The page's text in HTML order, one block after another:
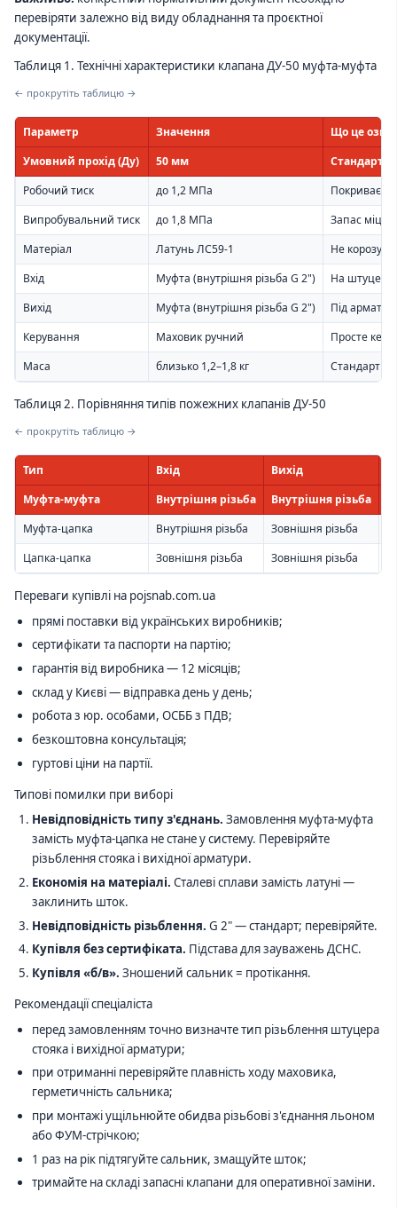
перевіряти залежно від виду обладнання та проєктної
документації.
Таблиця 1. Технічні характеристики клапана ДУ-50 муфта-муфта
← прокрутіть таблицю →
Параметр Значення
Що це
Умовний прохід (Ду)
50 мм
Стандарт
Робочий тиск
до 1,2 МПа
Покриває
Випробувальний тиск
до 1,8 МПа
Запас
Матеріал
Латунь ЛС59-1
Не корозує,
Вхід
Муфта (внутрішня різьба G 2")
На штуцер
Вихід
Муфта (внутрішня різьба G 2")
Під
Керування
Маховик ручний
Просте
Маса
близько 1,2–1,8 кг Стандартна
Таблиця 2. Порівняння типів пожежних клапанів ДУ-50
← прокрутіть таблицю →
Тип Вхід Вихід
Муфта-муфта
Внутрішня різьба Внутрішня різьба
Муфта-цапка
Внутрішня різьба Зовнішня різьба
Цапка-цапка
Зовнішня різьба Зовнішня різьба
Переваги купівлі на pojsnab.com.ua
прямі поставки від українських виробників;
сертифікати та паспорти на партію;
гарантія від виробника — 12 місяців;
склад у Києві — відправка день у день;
робота з юр. особами, ОСББ з ПДВ;
безкоштовна консультація;
гуртові ціни на партії.
Типові помилки при виборі
Невідповідність типу з'єднань. Замовлення муфта-муфта
замість муфта-цапка не стане у систему. Перевіряйте
різьблення стояка і вихідної арматури.
Економія на матеріалі. Сталеві сплави замість латуні —
заклинить шток.
Невідповідність різьблення. G 2" — стандарт; перевіряйте.
Купівля без сертифіката. Підстава для зауважень ДСНС.
Купівля «б/в». Зношений сальник = протікання.
Рекомендації спеціаліста
перед замовленням точно визначте тип різьблення штуцера
стояка і вихідної арматури;
при отриманні перевіряйте плавність ходу маховика,
герметичність сальника;
при монтажі ущільнюйте обидва різьбові з'єднання льоном
або ФУМ-стрічкою;
1 раз на рік підтягуйте сальник, змащуйте шток;
тримайте на складі запасні клапани для оперативної заміни.